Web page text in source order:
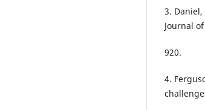
3.
Journal
920.
4.